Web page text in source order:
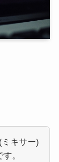
ミキサー)
す。